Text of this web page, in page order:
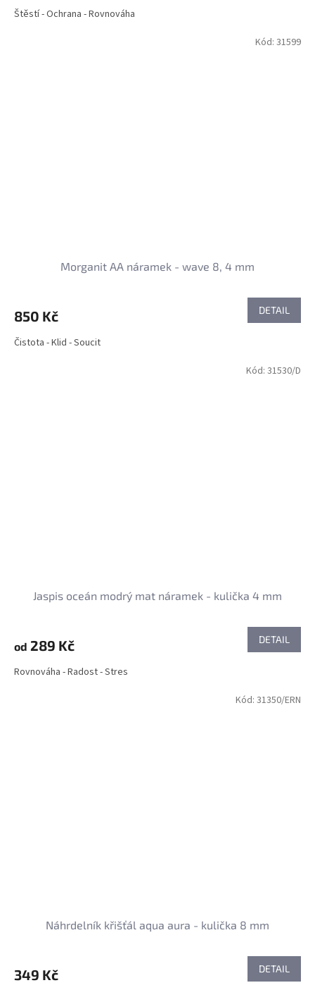
Štěstí - Ochrana - Rovnováha
Morganit AA náramek - wave 8, 4 mm
850 Kč DETAIL
Čistota - Klid - Soucit
Kód: 31599
Jaspis oceán modrý mat náramek - kulička 4 mm
od 289 Kč DETAIL
Rovnováha - Radost - Stres
Kód: 31530/D
Náhrdelník křišťál aqua aura - kulička 8 mm
349 Kč DETAIL
Kód: 31350/ERN